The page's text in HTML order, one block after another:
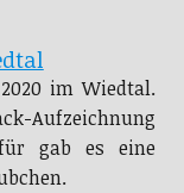
im Wiedtal.
Aufzeichnung
gab es eine